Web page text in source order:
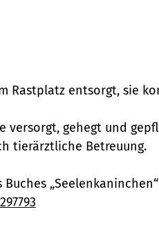
Rastplatz entsorgt, sie
versorgt, gehegt und
tierärztliche Betreuung.